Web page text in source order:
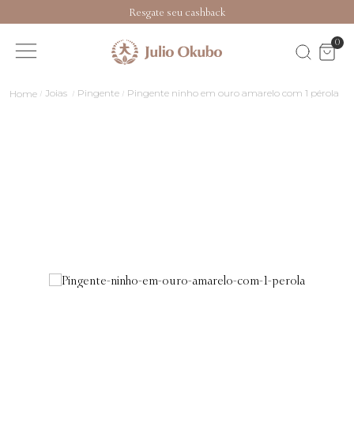
Resgate seu cashback
0
Joias Pingente Pingente ninho em ouro amarelo com 1 pérola